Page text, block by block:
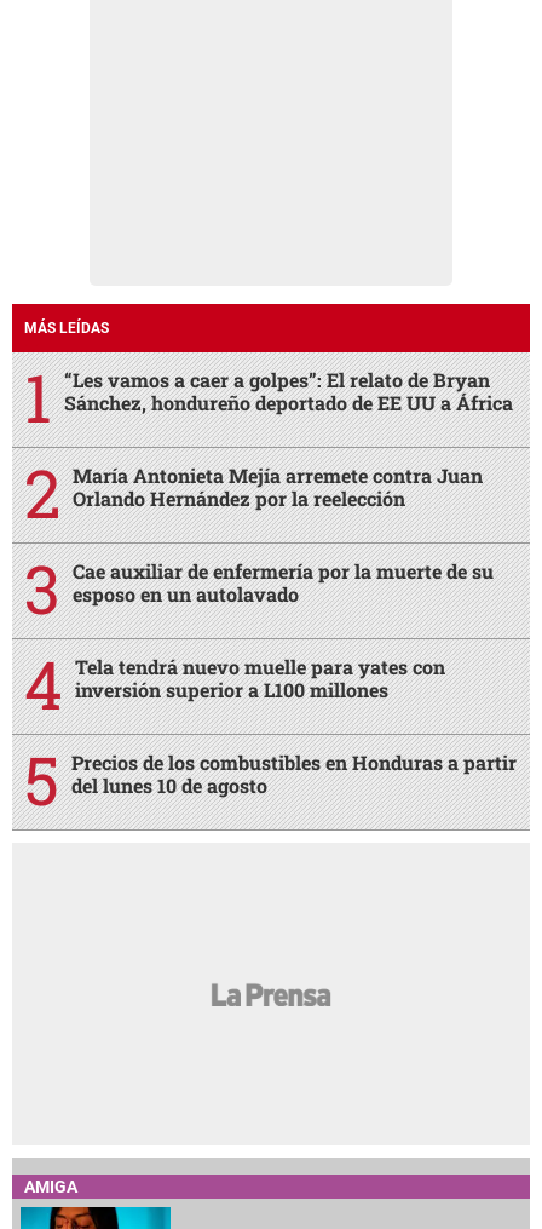
MÁS LEÍDAS
“Les vamos a caer a golpes”: El relato de Bryan
Sánchez, hondureño deportado de EE UU a África
María Antonieta Mejía arremete contra Juan
Orlando Hernández por la reelección
Cae auxiliar de enfermería por la muerte de su
esposo en un autolavado
Tela tendrá nuevo muelle para yates con
inversión superior a L100 millones
Precios de los combustibles en Honduras a partir
del lunes 10 de agosto
AMIGA